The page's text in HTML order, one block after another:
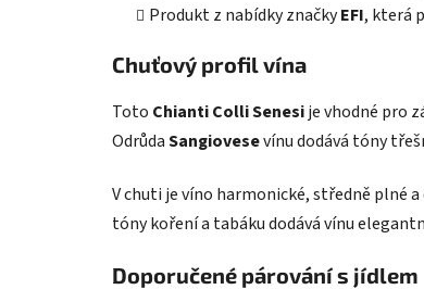
Produkt z nabídky značkyEFI, která
Chuťový profil vína
Toto Chianti Colli Senesije vhodné pro
OdrůdaSangiovesevínu dodává tóny
V chuti je víno harmonické, středně plné
tóny koření a tabáku dodává vínu
Doporučené párování s jídlem